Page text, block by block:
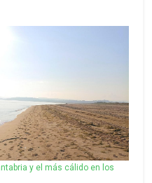
y el más cálido en los